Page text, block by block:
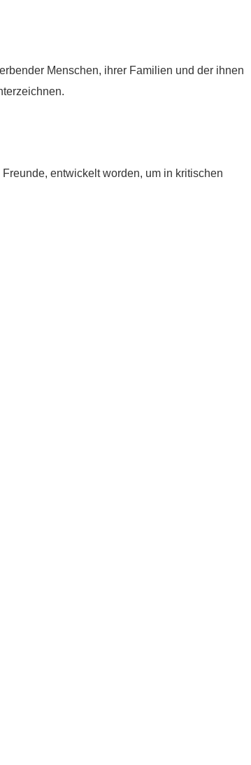
Menschen, ihrer Familien und der ihnen
entwickelt worden, um in kritischen